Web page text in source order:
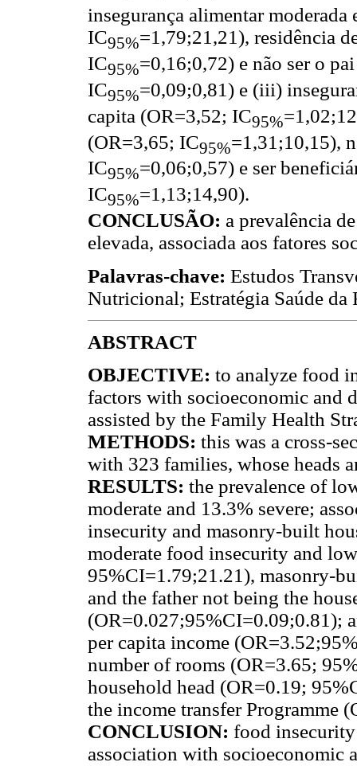
insegurança alimentar
IC95%=1,79;21,21), residência
IC95%=0,16;0,72) e não ser o
IC95%=0,09;0,81) e (iii)
capita (OR=3,52; IC95%
(OR=3,65; IC95%=1,31;10,15),
IC95%=0,06;0,57) e ser
IC95%=1,13;14,90).
CONCLUSÃO: a prevalência
elevada, associada aos fatores
Palavras-chave: Estudos
Nutricional; Estratégia Saúde
ABSTRACT
OBJECTIVE: to analyze food
factors with socioeconomic and
assisted by the Family Health
METHODS: this was a cross-
with 323 families, whose heads
RESULTS: the prevalence of
moderate and 13.3% severe;
insecurity and masonry-built
moderate food insecurity and
95%CI=1.79;21.21), masonry-
and the father not being the
(OR=0.027;95%CI=0.09;0.81);
per capita income
number of rooms (OR=3.65;
household head (OR=0.19;
the income transfer Programme
CONCLUSION: food
association with socioeconomic